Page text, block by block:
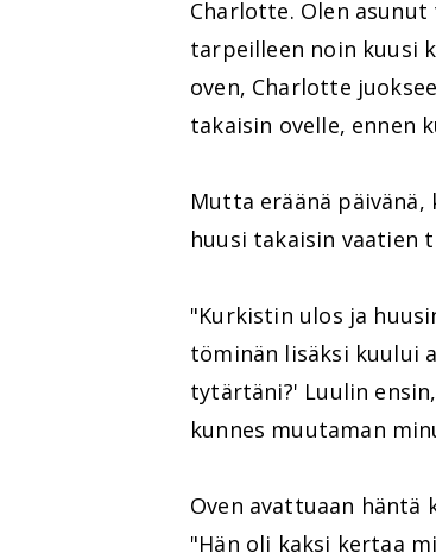
Charlotte. Olen
tarpeilleen noin kuusi
oven, Charlotte
takaisin ovelle, ennen
Mutta eräänä päivänä,
huusi takaisin vaatien
"Kurkistin ulos ja
töminän lisäksi kuului
tytärtäni?' Luulin
kunnes muutaman
Oven avattuaan häntä
"Hän oli kaksi kertaa